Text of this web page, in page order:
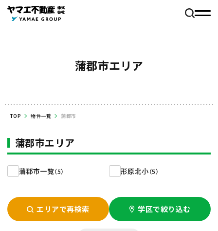
蒲郡市エリア
TOP 物件一覧 蒲郡市
蒲郡市エリア
蒲郡市一覧（5） 形原北小（5）
エリアで再検索 学区で絞り込む